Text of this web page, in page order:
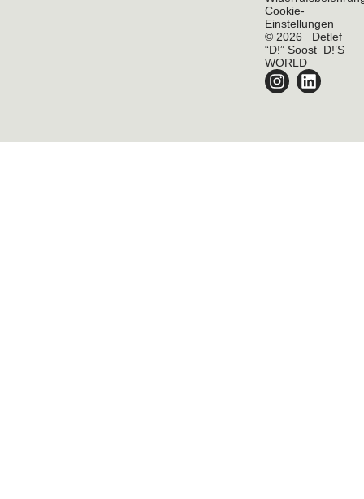
Cookie-
Einstellungen
© 2026 Detlef
“D!” Soost D!’S
WORLD